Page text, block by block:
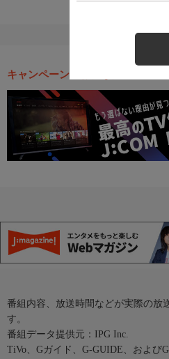
キャンペーン・お得な情報
番組内容、放送時間などが実際の放
す。
番組データ提供元：IPG Inc.
TiVo、Gガイド、G-GUIDE、および